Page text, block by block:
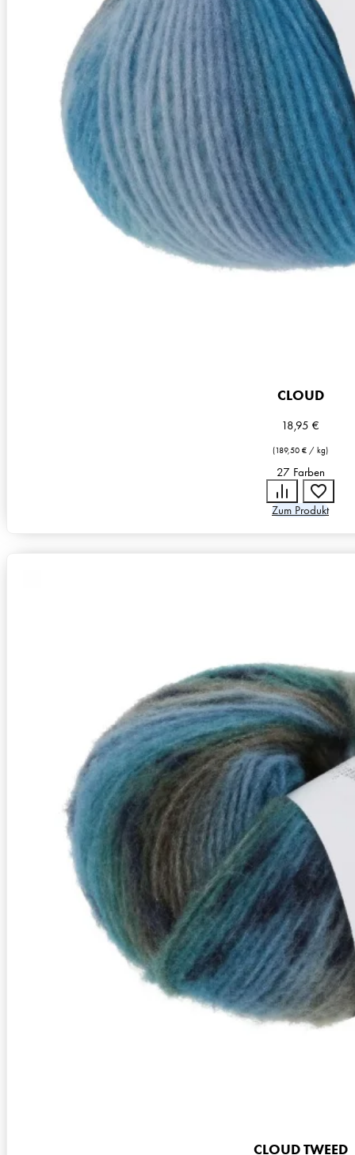
Zusammensetzung
10% Polyamid, Superwash, 90% Schurwolle
Lauflänge
~260m / 100g
Nadelstärke
Ø 7 mm
Garnstärke
Chunky
Maschenprobe
13 M x 20 R
CLOUD
18,95 €
(189,50 € / kg)
27 Farben
Zum Produkt
Zusammensetzung
Superwash, 10% Polyamid, 84% Schurwolle (Merino
Lauflänge
~260m / 100g
Nadelstärke
Ø 6-7 mm
Garnstärke
Chunky
Maschenprobe
12 M x 20 R
CLOUD TWEED